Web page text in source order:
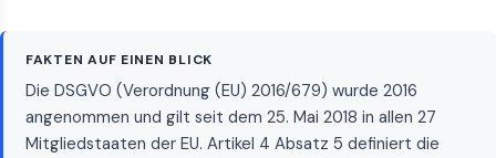
FAKTEN AUF EINEN BLICK
Die DSGVO (Verordnung (EU) 2016/679) wurde 2016
angenommen und gilt seit dem 25. Mai 2018 in allen 27
Mitgliedstaaten der EU. Artikel 4 Absatz 5 definiert die